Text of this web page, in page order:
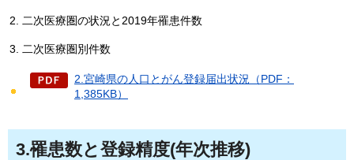
二次医療圏の状況と2019年罹患件数
二次医療圏別件数
2.宮崎県の人口とがん登録届出状況（PDF：
1,385KB）
3.罹患数と登録精度(年次推移)